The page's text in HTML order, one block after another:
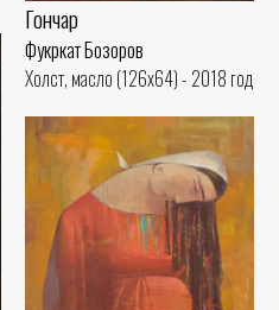
Гончар
Фукркат Бозоров
Холст, масло (126x64) - 2018 год